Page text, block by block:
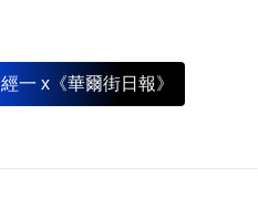
經一 x《華爾街日報》